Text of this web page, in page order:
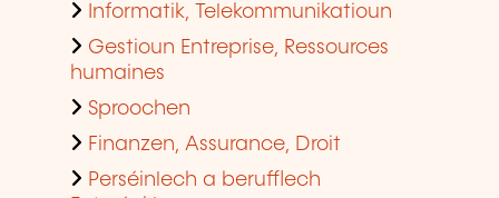
Informatik, Telekommunikatioun
Gestioun Entreprise, Ressources
humaines
Sproochen
Finanzen, Assurance, Droit
Perséinlech a berufflech